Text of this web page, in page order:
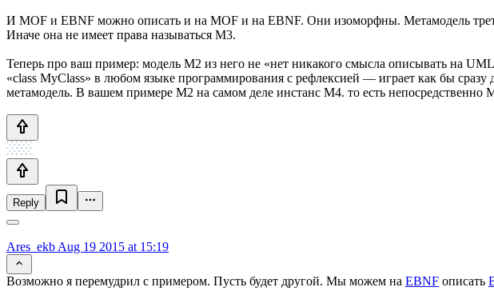
И MOF и EBNF можно описать и на MOF и на EBNF. Они изоморфны. Метамодель
Иначе она не имеет права называться М3.
Теперь про ваш пример: модель М2 из него не «нет никакого смысла описывать на
«class MyClass» в любом языке программирования с рефлексией — играет как бы
метамодель. В вашем примере М2 на самом деле инстанс М4. то есть непосредственно
Reply
Ares_ekb Aug 19 2015 at 15:19
Возможно я перемудрил с примером. Пусть будет другой. Мы можем на EBNF описать